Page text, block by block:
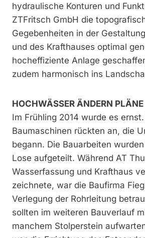
hydraulische Konturen und
ZTFritsch GmbH die
Gegebenheiten in der
und des Krafthauses optimal
hocheffiziente Anlage
zudem harmonisch ins
HOCHWÄSSER ÄNDERN PLÄNE
Im Frühling 2014 wurde es
Baumaschinen rückten an, die
begann. Die Bauarbeiten
Lose aufgeteilt. Während AT
Wasserfassung und Krafthaus
zeichnete, war die Baufirma
Verlegung der Rohrleitung
sollten im weiteren Bauverlauf
manchem Stolperstein